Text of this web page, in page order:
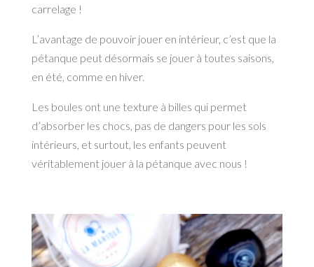
carrelage !
L’avantage de pouvoir jouer en intérieur, c’est que la
pétanque peut désormais se jouer à toutes saisons,
en été, comme en hiver.
Les boules ont une texture à billes qui permet
d’absorber les chocs, pas de dangers pour les sols
intérieurs, et surtout, les enfants peuvent
véritablement jouer à la pétanque avec nous !